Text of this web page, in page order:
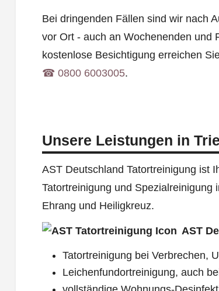
Bei dringenden Fällen sind wir nach
vor Ort - auch an Wochenenden und
kostenlose Besichtigung erreichen
☎︎ 0800 6003005.
Unsere Leistungen in
AST Deutschland Tatortreinigung ist
Tatortreinigung und Spezialreinigung
Ehrang und Heiligkreuz.
AST
Tatortreinigung bei Verbrechen,
Leichenfundortreinigung, auch